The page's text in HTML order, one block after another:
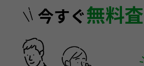
今すぐ無料